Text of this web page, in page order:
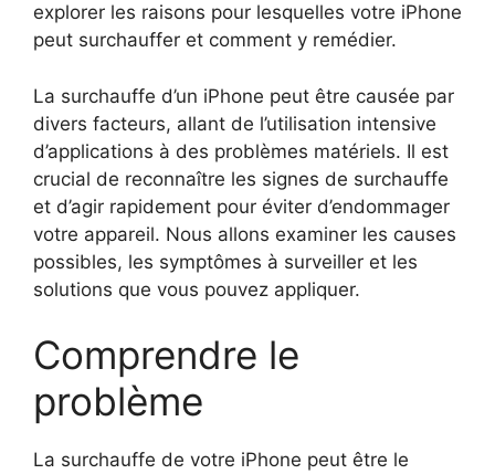
explorer les raisons pour lesquelles votre iPhone
peut surchauffer et comment y remédier.
La surchauffe d’un iPhone peut être causée par
divers facteurs, allant de l’utilisation intensive
d’applications à des problèmes matériels. Il est
crucial de reconnaître les signes de surchauffe
et d’agir rapidement pour éviter d’endommager
votre appareil. Nous allons examiner les causes
possibles, les symptômes à surveiller et les
solutions que vous pouvez appliquer.
Comprendre le
problème
La surchauffe de votre iPhone peut être le